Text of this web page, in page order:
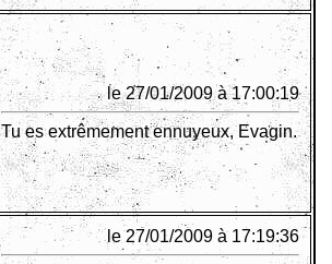
le 27/01/2009 à 17:00:19
Tu es extrêmement ennuyeux, Evagin.
le 27/01/2009 à 17:19:36